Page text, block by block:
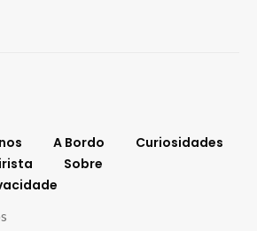
A Bordo
Curiosidades
Sobre